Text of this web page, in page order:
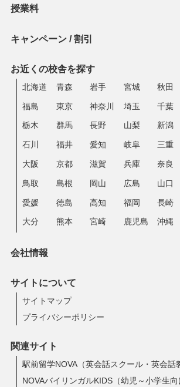
授業料
キャンペーン / 割引
お近くの校舎を探す
北海道 青森 岩手 宮城 秋田
福島 東京 神奈川 埼玉 千葉
栃木 群馬 長野 山梨 新潟
石川 福井 愛知 岐阜 三重
大阪 京都 滋賀 兵庫 奈良
鳥取 島根 岡山 広島 山口
愛媛 徳島 高知 福岡 長崎
大分 熊本 宮崎 鹿児島 沖縄
会社情報
サイトについて
サイトマップ
プライバシーポリシー
関連サイト
駅前留学NOVA（英会話スクール・英会話
NOVAバイリンガルKIDS（幼児～小学生向